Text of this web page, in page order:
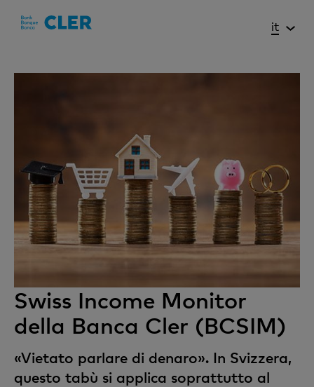
it
Swiss Income Monitor
della Banca Cler (BCSIM)
«Vietato parlare di denaro». In Svizzera,
questo tabù si applica soprattutto al